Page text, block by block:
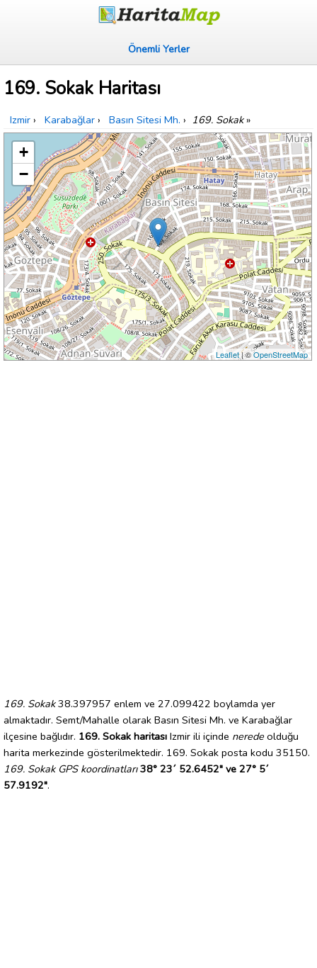
Önemli Yerler
169. Sokak Haritası
Izmir › Karabağlar › Basın Sitesi Mh. › 169. Sokak»
+
−
Leaflet| ©OpenStreetMap
169. Sokak38.397957 enlem ve 27.099422 boylamda yer
almaktadır. Semt/Mahalle olarak Basın Sitesi Mh. ve Karabağlar
ilçesine bağlıdır. 169. Sokak haritası Izmir ili içinde nerede olduğu
harita merkezinde gösterilmektedir. 169. Sokak posta kodu 35150.
169. Sokak GPS koordinatları 38° 23´ 52.6452" ve 27° 5´
57.9192".